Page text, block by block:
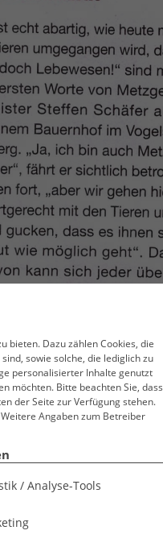
bieten. Dazu zählen Cookies, die
sowie solche, die lediglich zu
personalisierter Inhalte genutzt
möchten. Bitte beachten Sie, dass
der Seite zur Verfügung stehen.
Weitere Angaben zum Betreiber
/ Analyse-Tools